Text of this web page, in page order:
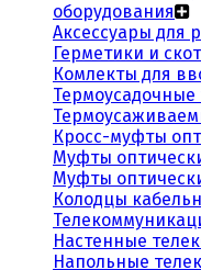
оборудования
Аксессуары для
Герметики и
Комлекты для
Термоусадочные
Кросс-муфты
Муфты
Муфты
Колодцы
Настенные
Напольные